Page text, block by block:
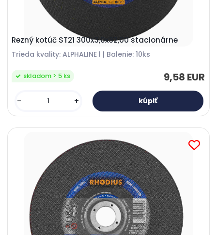
Rezný kotúč ST21 300x3,0x32,00 stacionárne
Trieda kvality: ALPHALINE l | Balenie: 10ks
9,58 EUR
skladom > 5 ks
- +